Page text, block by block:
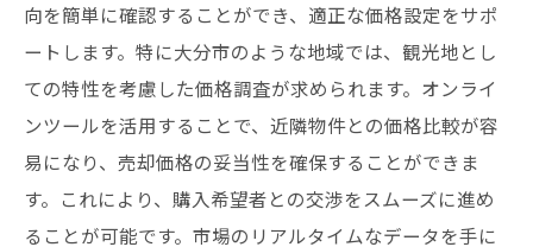
向を簡単に確認することができ、適正な価格設定をサポ
ートします。特に大分市のような地域では、観光地とし
ての特性を考慮した価格調査が求められます。オンライ
ンツールを活用することで、近隣物件との価格比較が容
易になり、売却価格の妥当性を確保することができま
す。これにより、購入希望者との交渉をスムーズに進め
ることが可能です。市場のリアルタイムなデータを手に